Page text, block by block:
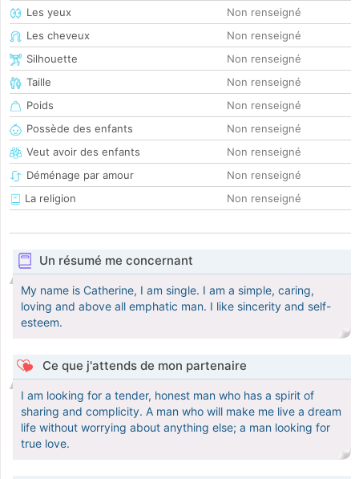
Les yeux
Non renseigné
Les cheveux
Non renseigné
Silhouette
Non renseigné
Taille
Non renseigné
Poids
Non renseigné
Possède des enfants
Non renseigné
Veut avoir des enfants
Non renseigné
Déménage par amour
Non renseigné
La religion
Non renseigné
Un résumé me concernant
My name is Catherine, I am single. I am a simple, caring,
loving and above all emphatic man. I like sincerity and self-
esteem.
Ce que j'attends de mon partenaire
I am looking for a tender, honest man who has a spirit of
sharing and complicity. A man who will make me live a dream
life without worrying about anything else; a man looking for
true love.